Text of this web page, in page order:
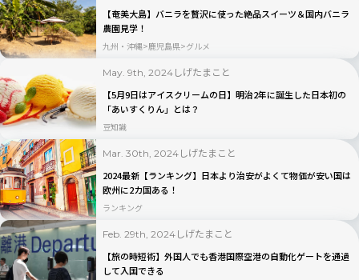
【奄美大島】バニラを贅沢に使った絶品スイーツ＆国内バニラ
農園見学！
九州・沖縄 鹿児島県 グルメ
May. 9th, 2024 しげたまこと
【5月9日はアイスクリームの日】明治2年に誕生した日本初の
「あいすくりん」とは？
豆知識
Mar. 30th, 2024 しげたまこと
2024最新【ランキング】日本より治安がよくて物価が安い国は
欧州に2カ国ある！
ランキング
Feb. 29th, 2024 しげたまこと
【旅の時短術】外国人でも香港国際空港の自動化ゲートを通過
して入国できる